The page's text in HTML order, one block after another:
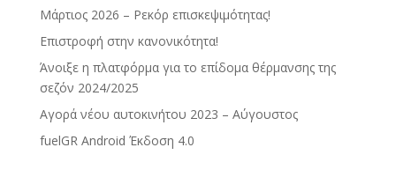
Μάρτιος 2026 – Ρεκόρ επισκεψιμότητας!
Επιστροφή στην κανονικότητα!
Άνοιξε η πλατφόρμα για το επίδομα θέρμανσης της
σεζόν 2024/2025
Αγορά νέου αυτοκινήτου 2023 – Αύγουστος
fuelGR Android Έκδοση 4.0